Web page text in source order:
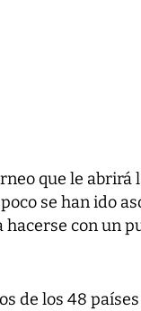
que le abrirá
se han ido
con un
de los 48 países